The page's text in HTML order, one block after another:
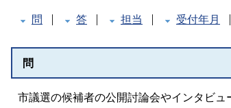
問 答 担当 受付年月
問
市議選の候補者の公開討論会やインタビュ